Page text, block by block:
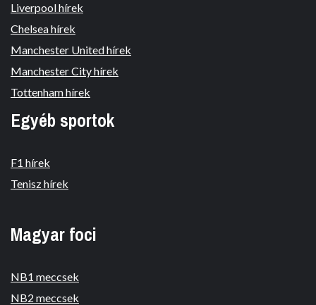
Liverpool hírek
Chelsea hírek
Manchester United hírek
Manchester City hírek
Tottenham hírek
Egyéb sportok
F1 hírek
Tenisz hírek
Magyar foci
NB1 meccsek
NB2 meccsek